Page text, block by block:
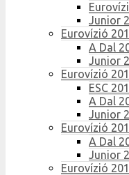
Junior
Eurovízió
A Dal
Junior
Eurovízió
ESC
A Dal
Junior
Eurovízió
A Dal
Junior
Eurovízió